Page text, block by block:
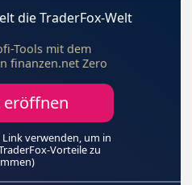
die TraderFox-Welt
Tools mit dem
finanzen.net Zero
eröffnen
verwenden, um in
Vorteile zu